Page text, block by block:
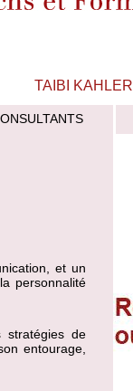
TAIBI KAHLER
et un
personnalité
stratégies de
entourage,